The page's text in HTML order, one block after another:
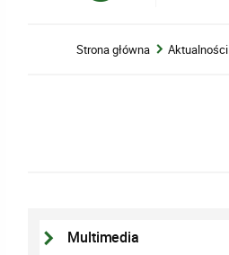
Strona główna Aktualności
Multimedia